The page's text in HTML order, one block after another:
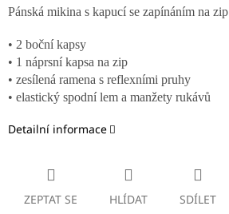
Pánská mikina s kapucí se zapínáním na zip
• 2 boční kapsy
• 1 náprsní kapsa na zip
• zesílená ramena s reflexními pruhy
• elastický spodní lem a manžety rukávů
Detailní informace
ZEPTAT SE HLÍDAT SDÍLET